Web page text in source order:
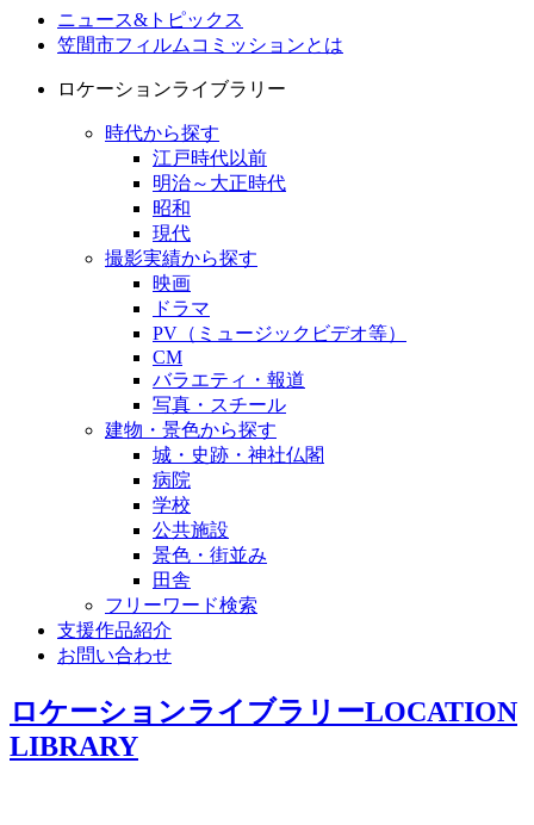
ニュース&トピックス
笠間市フィルムコミッションとは
ロケーションライブラリー
時代から探す
江戸時代以前
明治～大正時代
昭和
現代
撮影実績から探す
映画
ドラマ
PV（ミュージックビデオ等）
CM
バラエティ・報道
写真・スチール
建物・景色から探す
城・史跡・神社仏閣
病院
学校
公共施設
景色・街並み
田舎
フリーワード検索
支援作品紹介
お問い合わせ
ロケーションライブラリーLOCATION
LIBRARY